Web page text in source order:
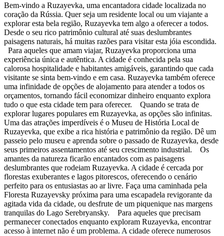
Bem-vindo a Ruzayevka, uma encantadora cidade localizada no
coração da Rússia. Quer seja um residente local ou um viajante a
explorar esta bela região, Ruzayevka tem algo a oferecer a todos.
Desde o seu rico patrimônio cultural até suas deslumbrantes
paisagens naturais, há muitas razões para visitar esta jóia escondida.
Para aqueles que amam viajar, Ruzayevka proporciona uma
experiência única e autêntica. A cidade é conhecida pela sua
calorosa hospitalidade e habitantes amigáveis, garantindo que cada
visitante se sinta bem-vindo e em casa. Ruzayevka também oferece
uma infinidade de opções de alojamento para atender a todos os
orçamentos, tornando fácil economizar dinheiro enquanto explora
tudo o que esta cidade tem para oferecer. Quando se trata de
explorar lugares populares em Ruzayevka, as opções são infinitas.
Uma das atrações imperdíveis é o Museu de História Local de
Ruzayevka, que exibe a rica história e patrimônio da região. Dê um
passeio pelo museu e aprenda sobre o passado de Ruzayevka, desde
seus primeiros assentamentos até seu crescimento industrial. Os
amantes da natureza ficarão encantados com as paisagens
deslumbrantes que rodeiam Ruzayevka. A cidade é cercada por
florestas exuberantes e lagos pitorescos, oferecendo o cenário
perfeito para os entusiastas ao ar livre. Faça uma caminhada pela
Floresta Ruzayevsky próxima para uma escapadela revigorante da
agitada vida da cidade, ou desfrute de um piquenique nas margens
tranquilas do Lago Serebryansky. Para aqueles que precisam
permanecer conectados enquanto exploram Ruzayevka, encontrar
acesso à internet não é um problema. A cidade oferece numerosos